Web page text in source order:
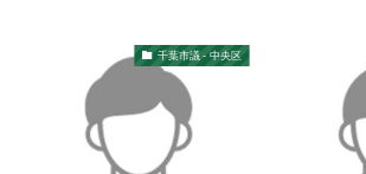
千葉市議 - 中央区